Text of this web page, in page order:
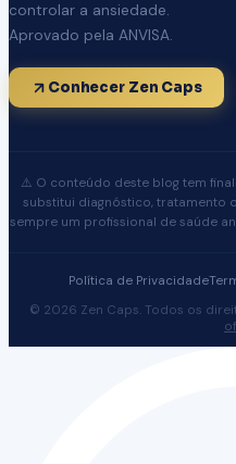
controlar a ansiedade.
Aprovado pela ANVISA.
Conhecer Zen Caps
⚠️ O conteúdo deste blog tem
substitui diagnóstico, tratamento
sempre um profissional de saúde
Política de Privacidade
© 2026 Zen Caps. Todos os